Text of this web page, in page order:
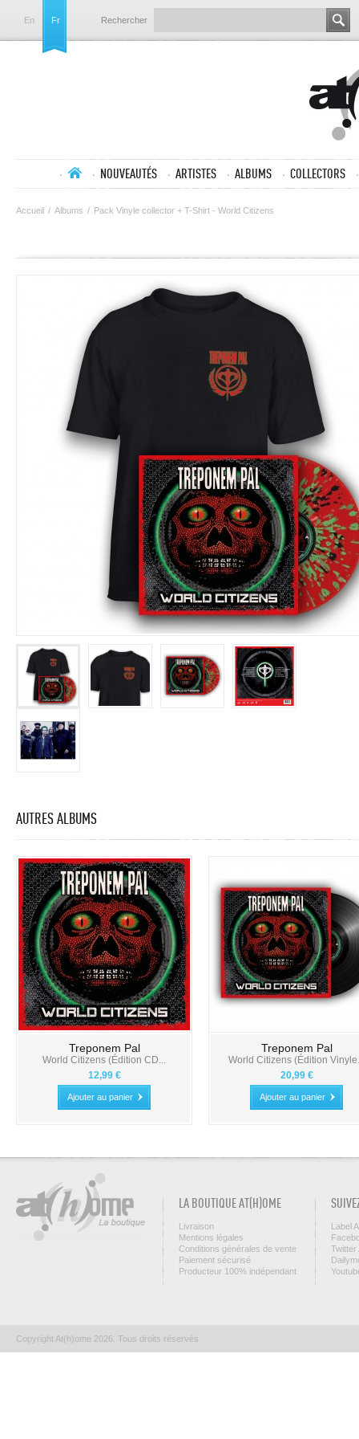
En Fr Rechercher
NOUVEAUTÉS ARTISTES ALBUMS COLLECTORS
Accueil / Albums / Pack Vinyle collector + T-Shirt - World Citizens
AUTRES ALBUMS
Treponem Pal
World Citizens (Édition CD...
12,99 €
Ajouter au panier
Treponem Pal
World Citizens (Édition
20,99 €
Ajouter au panier
LA BOUTIQUE AT(H)OME
Livraison
Mentions légales
Conditions générales de vente
Paiement sécurisé
Producteur 100% indépendant
Label
Twitter
Copyright At(h)ome 2026. Tous droits réservés